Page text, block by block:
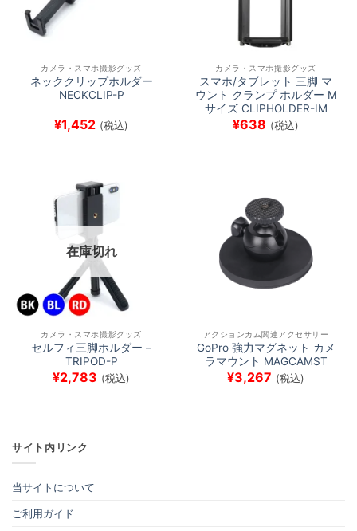
カメラ・スマホ撮影グッズ
ネッククリップホルダー
NECKCLIP-P
¥1,452 (税込)
カメラ・スマホ撮影グッズ
スマホ/タブレット 三脚 マ
ウント クランプ ホルダー M
サイズ CLIPHOLDER-IM
¥638 (税込)
在庫切れ
カメラ・スマホ撮影グッズ
セルフィ三脚ホルダー –
TRIPOD-P
¥2,783 (税込)
アクションカム関連アクセサリー
GoPro 強力マグネット カメ
ラマウント MAGCAMST
¥3,267 (税込)
サイト内リンク
当サイトについて
ご利用ガイド